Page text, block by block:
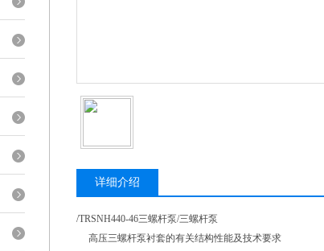
详细介绍
/TRSNH440-46三螺杆泵/三螺杆泵
高压三螺杆泵衬套的有关结构性能及技术要求